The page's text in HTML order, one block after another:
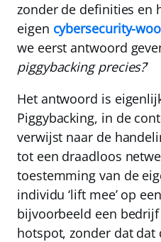
zonder de definities en
eigen cybersecurity-
we eerst antwoord
piggybacking precies?’
Het antwoord is
Piggybacking, in de
verwijst naar de
tot een draadloos
toestemming van de
individu ‘lift mee’ op
bijvoorbeeld een
hotspot, zonder dat